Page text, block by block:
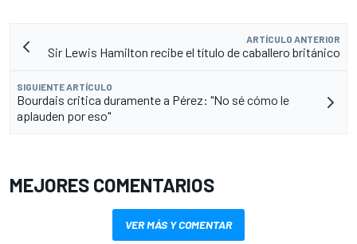
ARTÍCULO ANTERIOR
Sir Lewis Hamilton recibe el título de caballero británico
SIGUIENTE ARTÍCULO
Bourdais critica duramente a Pérez: "No sé cómo le
aplauden por eso"
MEJORES COMENTARIOS
VER MÁS Y COMENTAR